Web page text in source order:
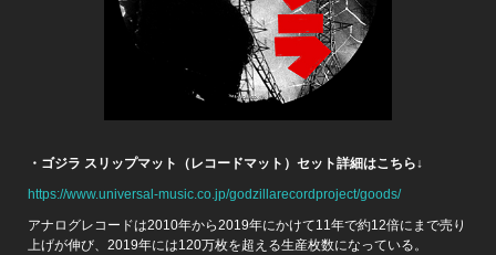
・ゴジラ スリップマット（レコードマット）セット詳細はこちら↓
https://www.universal-music.co.jp/godzillarecordproject/goods/
アナログレコードは2010年から2019年にかけて11年で約12倍にまで売り
上げが伸び、2019年には120万枚を超える生産枚数になっている。